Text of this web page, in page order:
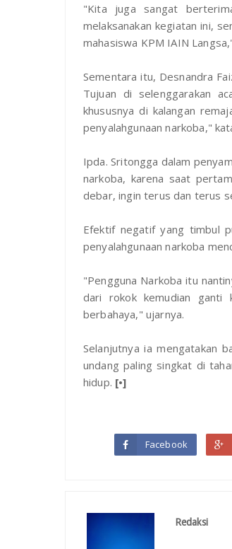
"Kita juga sangat
melaksanakan kegiatan ini,
mahasiswa KPM IAIN
Sementara itu, Desnandra
Tujuan di selenggarakan
khususnya di kalangan
penyalahgunaan narkoba,"
Ipda. Sritongga dalam
narkoba, karena saat
debar, ingin terus dan terus
Efektif negatif yang timbul
penyalahgunaan narkoba
"Pengguna Narkoba itu
dari rokok kemudian ganti
berbahaya," ujarnya.
Selanjutnya ia mengatakan
undang paling singkat di
hidup. [•]
Facebook
Redaksi